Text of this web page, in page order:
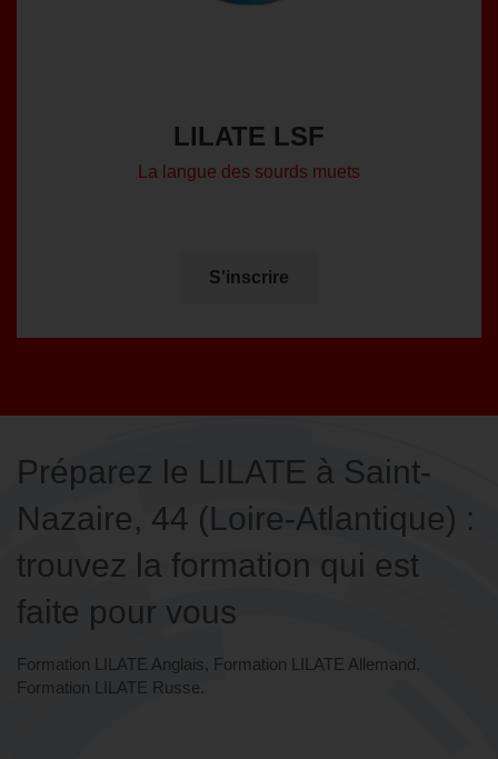
LILATE LSF
La langue des sourds muets
S'inscrire
Préparez le LILATE à Saint-
Nazaire, 44 (Loire-Atlantique) :
trouvez la formation qui est
faite pour vous
Formation LILATE Anglais, Formation LILATE Allemand,
Formation LILATE Russe.